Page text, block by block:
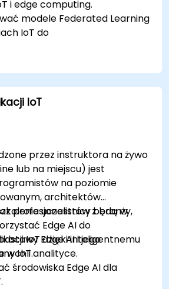
i edge computing.
modele Federated Learning
IoT do
i poprawiać
decyzji w czasie rzeczywistym
edge computing.
problemy związane z
IoT
przez instruktora na żywo
lub na miejscu) jest
na poziomie
architektów
profesjonalistów z branży,
Edge AI do
IoT dzięki inteligentnemu
i analityce.
uczestnicy będą w
Edge AI i jego
w IoT.
środowiska Edge AI dla